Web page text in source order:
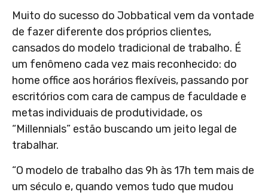
Muito do sucesso do Jobbatical vem da vontade
de fazer diferente dos próprios clientes,
cansados do modelo tradicional de trabalho. É
um fenômeno cada vez mais reconhecido: do
home office aos horários flexíveis, passando por
escritórios com cara de campus de faculdade e
metas individuais de produtividade, os
“Millennials” estão buscando um jeito legal de
trabalhar.
“O modelo de trabalho das 9h às 17h tem mais de
um século e, quando vemos tudo que mudou